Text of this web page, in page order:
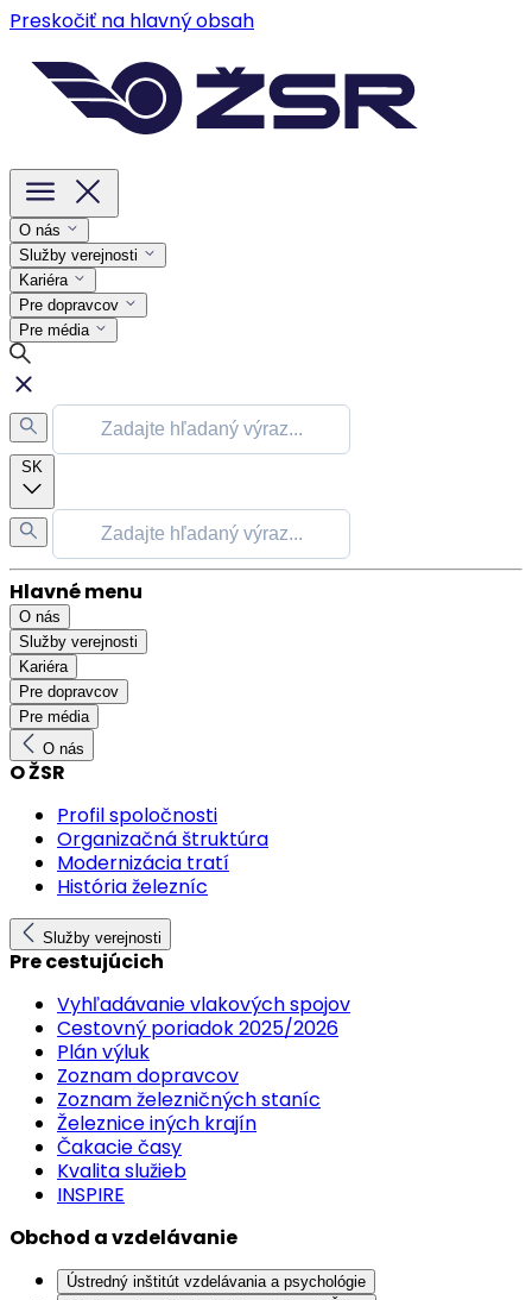
Preskočiť na hlavný obsah
O nás
Služby verejnosti
Kariéra
Pre dopravcov
Pre média
SK
Hlavné menu
O nás
Služby verejnosti
Kariéra
Pre dopravcov
Pre média
O nás
O ŽSR
Profil spoločnosti
Organizačná štruktúra
Modernizácia tratí
História železníc
Služby verejnosti
Pre cestujúcich
Vyhľadávanie vlakových spojov
Cestovný poriadok 2025/2026
Plán výluk
Zoznam dopravcov
Zoznam železničných staníc
Železnice iných krajín
Čakacie časy
Kvalita služieb
INSPIRE
Obchod a vzdelávanie
Ústredný inštitút vzdelávania a psychológie